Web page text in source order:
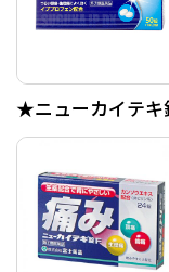
★ニューカイテキ